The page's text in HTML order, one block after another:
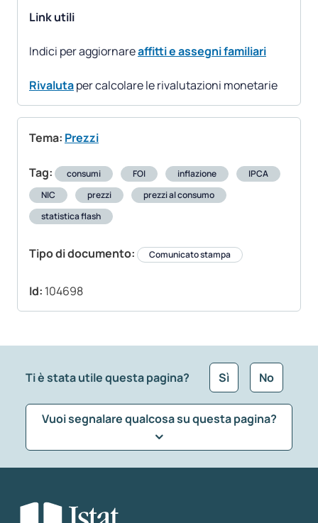
Link utili
Indici per aggiornareaffitti e assegni familiari
Rivalutaper calcolare le rivalutazioni monetarie
Tema: Prezzi
Tag: consumi FOI inflazione
IPCA
NIC
prezzi
prezzi al consumo
statistica flash
Tipo di documento: Comunicato stampa
Id: 104698
Ti è stata utile questa pagina? Sì No
Vuoi segnalare qualcosa su questa pagina?
Seleziona la tipologia della segnalazione